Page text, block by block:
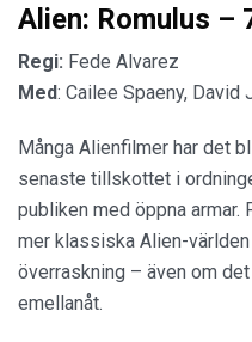
Alien: Romulus –
Regi: Fede Alvarez
Med: Cailee Spaeny, David
Många Alienfilmer har det
senaste tillskottet i
publiken med öppna armar.
mer klassiska Alien-världen
överraskning – även om
emellanåt.